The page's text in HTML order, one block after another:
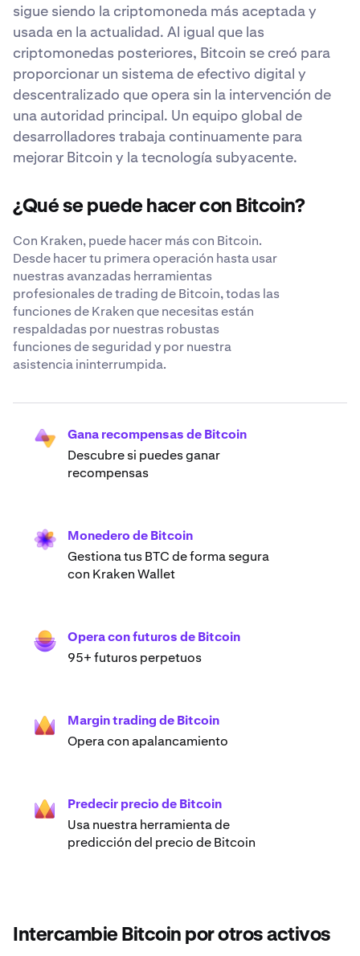
sigue siendo la criptomoneda más aceptada y
usada en la actualidad. Al igual que las
criptomonedas posteriores, Bitcoin se creó para
proporcionar un sistema de efectivo digital y
descentralizado que opera sin la intervención de
una autoridad principal. Un equipo global de
desarrolladores trabaja continuamente para
mejorar Bitcoin y la tecnología subyacente.
¿Qué se puede hacer con Bitcoin?
Con Kraken, puede hacer más con Bitcoin.
Desde hacer tu primera operación hasta usar
nuestras avanzadas herramientas
profesionales de trading de Bitcoin, todas las
funciones de Kraken que necesitas están
respaldadas por nuestras robustas
funciones de seguridad y por nuestra
asistencia ininterrumpida.
Gana recompensas de Bitcoin
Descubre si puedes ganar
recompensas
Monedero de Bitcoin
Gestiona tus BTC de forma segura
con Kraken Wallet
Opera con futuros de Bitcoin
95+ futuros perpetuos
Margin trading de Bitcoin
Opera con apalancamiento
Predecir precio de Bitcoin
Usa nuestra herramienta de
predicción del precio de Bitcoin
Intercambie Bitcoin por otros activos